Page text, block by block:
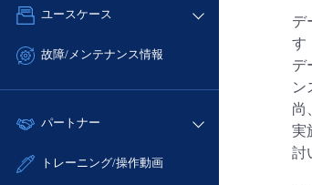
サポート
管理機能
IoT
サポート
管理機能
すべてのメニューを見る
クラウド/サーバー
ネットワーク
サポート
すべてのメニューを見る
■ 管理機能
- 初期設定・確認
- ユーザー機能の管理
ユースケース
- バックアップ
- IoT
故障/メンテナンス情報
サービス稼働状況
故障/メンテナンス履歴
定期メンテナンス
パートナー
販売パートナー向けプログラム
トレーニング/操作動画
デ
す
デ
ン
尚
実
討